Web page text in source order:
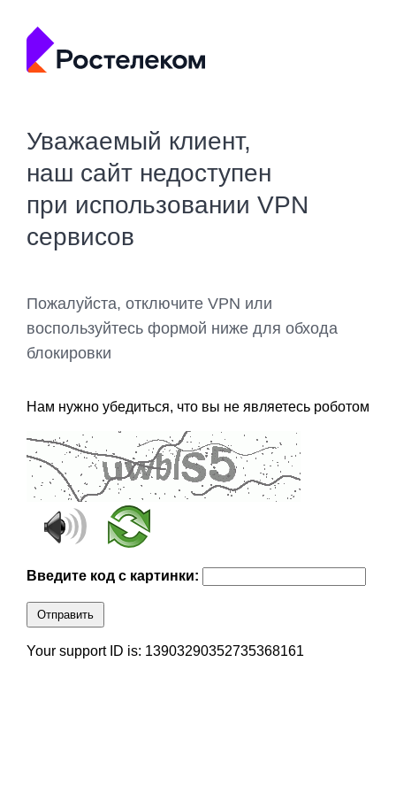
Уважаемый клиент,
наш сайт недоступен
при использовании VPN
сервисов
Пожалуйста, отключите VPN или
воспользуйтесь формой ниже для обхода
блокировки
Нам нужно убедиться, что вы не являетесь роботом
Введите код с картинки:
Отправить
Your support ID is: 13903290352735368161